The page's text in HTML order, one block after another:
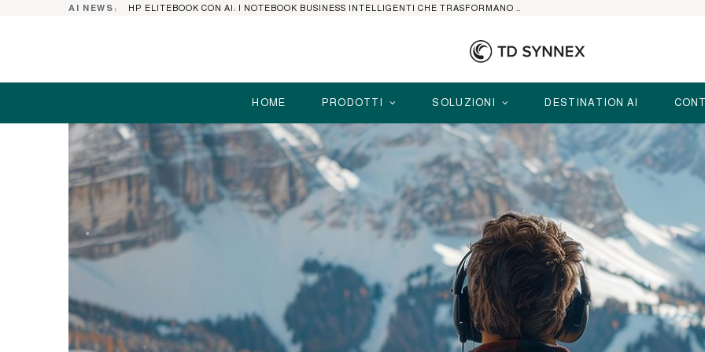
AI NEWS:
HOME PRODOTTI SOLUZIONI DESTINATION AI